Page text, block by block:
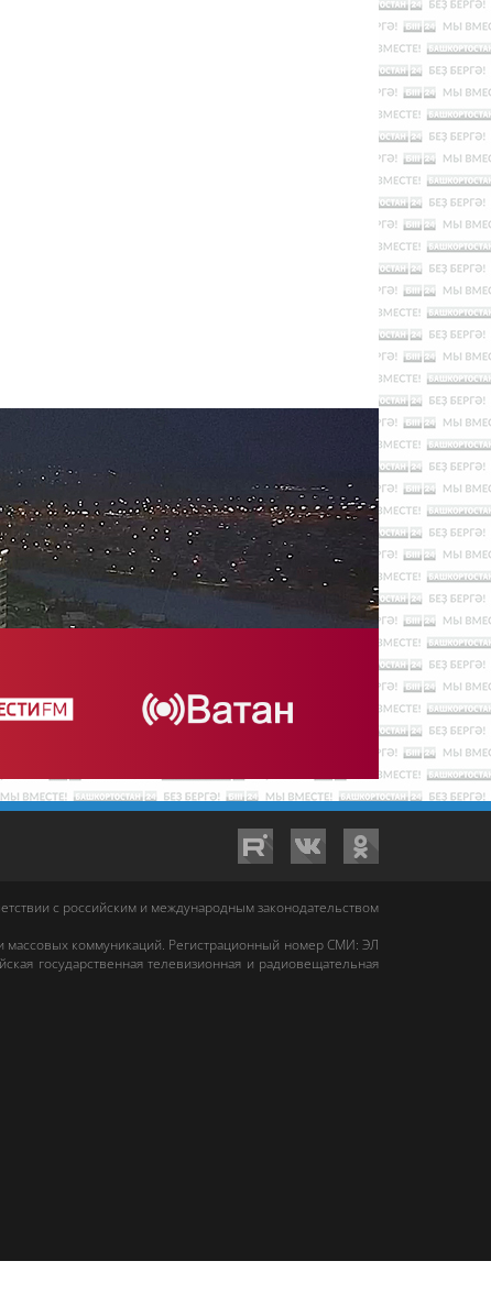
с российским и международным законодательством
массовых коммуникаций. Регистрационный номер СМИ: ЭЛ
государственная телевизионная и радиовещательная